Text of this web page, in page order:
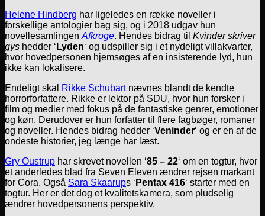
Helene Hindberg har ligeledes en række noveller i
forskellige antologier bag sig, og i 2018 udgav hun
novellesamlingen Afkroge. Hendes bidrag til Kvinder skriver
gys hedder ‘ Lyden‘ og udspiller sig i et nydeligt villakvarter,
hvor hovedpersonen hjemsøges af en insisterende lyd, hun
ikke kan lokalisere.
Endeligt skal
Rikke Schubartnævnes blandt de kendte
horrorforfattere. Rikke er lektor på SDU, hvor hun forsker i
film og medier med fokus på de fantastiske genrer, emotioner
og køn. Derudover er hun forfatter til flere fagbøger, romaner
og noveller. Hendes bidrag hedder ‘Veninder‘ og er en af de
ondeste historier, jeg længe har læst.
Gry Oustrup har skrevet novellen ‘85 – 22‘ om en togtur, hvor
et anderledes blad fra Seven Eleven ændrer rejsen markant
for Cora. Også Sara Skaarups ‘ Pentax 416‘ starter med en
togtur. Her er det dog et kvalitetskamera, som pludselig
ændrer hovedpersonens perspektiv.